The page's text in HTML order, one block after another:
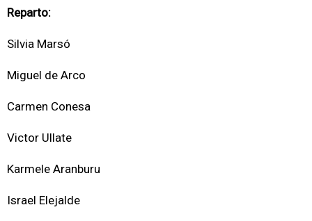
Reparto:
Silvia Marsó
Miguel de Arco
Carmen Conesa
Victor Ullate
Karmele Aranburu
Israel Elejalde